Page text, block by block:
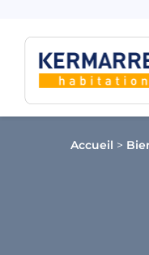
Accueil >